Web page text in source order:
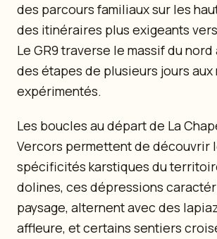
des parcours familiaux sur les
des itinéraires plus exigeants
Le GR9 traverse le massif du
des étapes de plusieurs jours aux
expérimentés.
Les boucles au départ de La
Vercors permettent de découvrir
spécificités karstiques du
dolines, ces dépressions
paysage, alternent avec des
affleure, et certains sentiers